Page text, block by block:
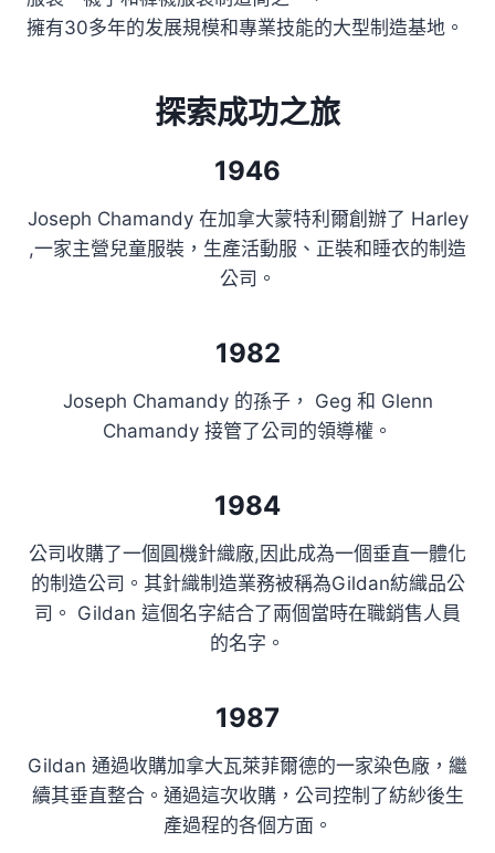
擁有30多年的发展規模和專業技能的大型制造基地。
探索成功之旅
1946
Joseph Chamandy 在加拿大蒙特利爾創辦了 Harley
,一家主營兒童服裝，生產活動服、正裝和睡衣的制造
公司。
1982
Joseph Chamandy 的孫子， Geg 和 Glenn
Chamandy 接管了公司的領導權。
1984
公司收購了一個圓機針織廠,因此成為一個垂直一體化
的制造公司。其針織制造業務被稱為Gildan紡織品公
司。 Gildan 這個名字結合了兩個當時在職銷售人員
的名字。
1987
Gildan 通過收購加拿大瓦萊菲爾德的一家染色廠，繼
續其垂直整合。通過這次收購，公司控制了紡紗後生
產過程的各個方面。